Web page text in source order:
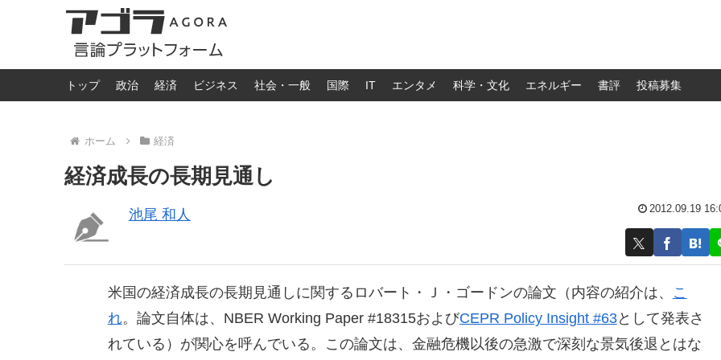
トップ 政治 経済 ビジネス 社会・一般 国際 IT エンタメ 科学・文化 エネルギー 書評 投稿募集
ホーム 経済
経済成長の長期見通し
池尾 和人 2012.09.19
米国の経済成長の長期見通しに関するロバート・Ｊ・ゴードンの論文（内容の紹介は、
こ
れ。論文自体は、NBER Working Paper #18315およびCEPR Policy Insight #63として発表さ
れている）が関心を呼んでいる。この論文は、金融危機以後の急激で深刻な景気後退とはな